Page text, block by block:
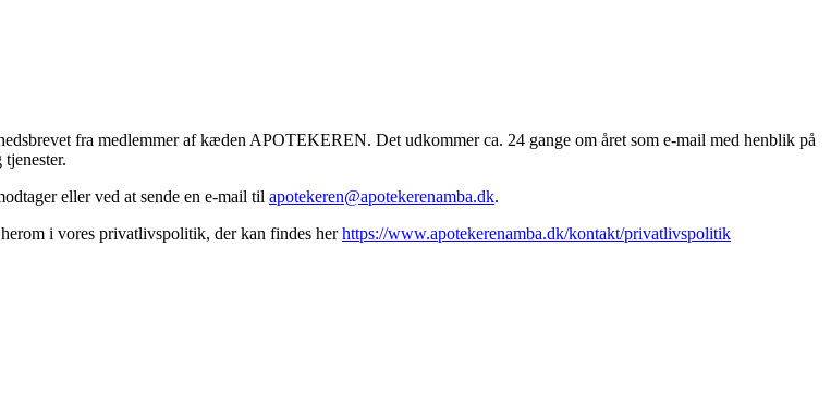
fra medlemmer af kæden APOTEKEREN. Det udkommer ca. 24 gange om året som e-mail med henblik på
eller ved at sende en e-mail til apotekeren@apotekerenamba.dk.
i vores privatlivspolitik, der kan findes herhttps://www.apotekerenamba.dk/kontakt/privatlivspolitik